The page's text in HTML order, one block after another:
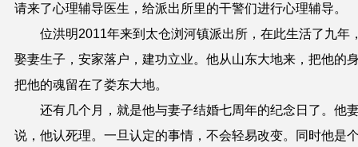
请来了心理辅导医生，给派出所里的干警们进行心理辅导。
位洪明2011年来到太仓浏河镇派出所，在此生活了九年
娶妻生子，安家落户，建功立业。他从山东大地来，把他的
把他的魂留在了娄东大地。
还有几个月，就是他与妻子结婚七周年的纪念日了。他
说，他认死理。一旦认定的事情，不会轻易改变。同时他是